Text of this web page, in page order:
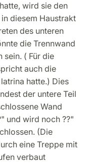
wird sie den
diesem Haustrakt
des unteren
die Trennwand
( Für die
auch die
hatte.) Dies
der untere Teil
Wand
und wird noch ??"
(Die
eine Treppe mit
verbaut